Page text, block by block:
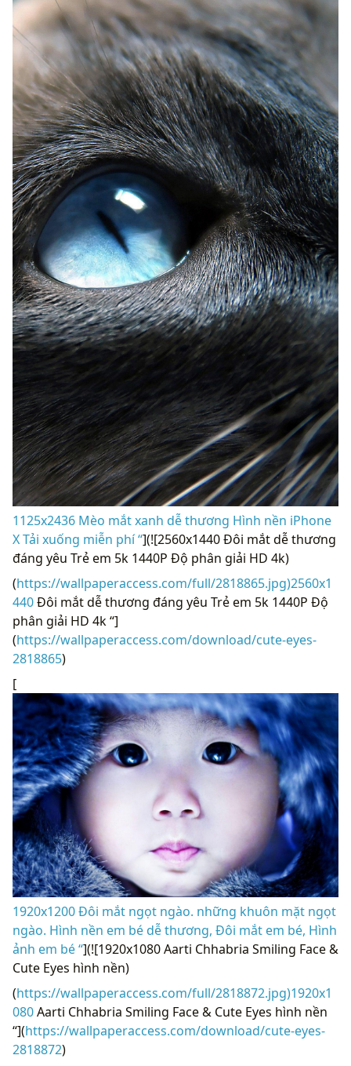
1125x2436 Mèo mắt xanh dễ thương Hình nền iPhone
X Tải xuống miễn phí “](![2560x1440 Đôi mắt dễ thương
đáng yêu Trẻ em 5k 1440P Độ phân giải HD 4k)
(https://wallpaperaccess.com/full/2818865.jpg)2560x1
440Đôi mắt dễ thương đáng yêu Trẻ em 5k 1440P Độ
phân giải HD 4k “]
(https://wallpaperaccess.com/download/cute-eyes-
2818865)
[
1920x1200 Đôi mắt ngọt ngào. những khuôn mặt ngọt
ngào. Hình nền em bé dễ thương, Đôi mắt em bé, Hình
ảnh em bé “](![1920x1080 Aarti Chhabria Smiling Face &
Cute Eyes hình nền)
(https://wallpaperaccess.com/full/2818872.jpg)1920x1
080Aarti Chhabria Smiling Face & Cute Eyes hình nền
“](https://wallpaperaccess.com/download/cute-eyes-
2818872)